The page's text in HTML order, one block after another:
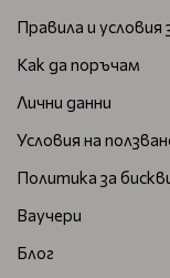
Правила и условия
Как да поръчам
Лични данни
Условия на
Политика за
Ваучери
Блог